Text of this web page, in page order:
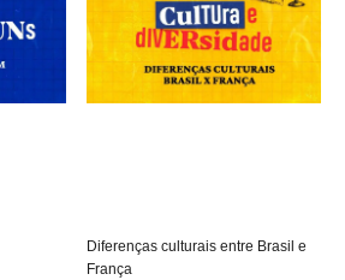
Diferenças culturais entre Brasil e
França